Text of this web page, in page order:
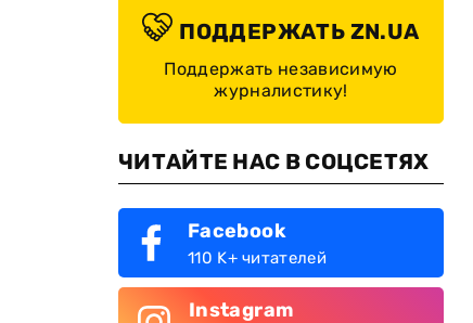
ПОДДЕРЖАТЬ ZN.UA
Поддержать независимую
журналистику!
ЧИТАЙТЕ НАС В СОЦСЕТЯХ
Facebook
110 K+ читателей
Instagram